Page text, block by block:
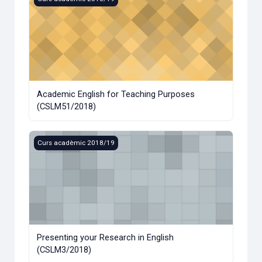
Academic English for Teaching Purposes
(CSLM51/2018)
Presenting your Research in English (CSLM3/2018)
Curs acadèmic 2018/19
Presenting your Research in English
(CSLM3/2018)